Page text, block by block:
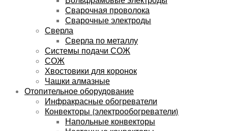
Сварочная проволока
Сварочные электроды
Сверла
Сверла по металлу
Системы подачи СОЖ
СОЖ
Хвостовики для коронок
Чашки алмазные
Отопительное оборудование
Инфракрасные обогреватели
Конвекторы (электрообогреватели)
Напольные конвекторы